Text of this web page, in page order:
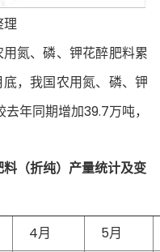
理
氮、磷、钾花醉肥料累
，我国农用氮、磷、钾
年同期增加39.7万吨，
（折纯）产量统计及变
4月
5月